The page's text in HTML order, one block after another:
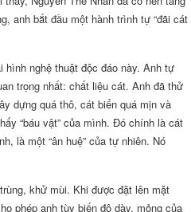
anh bắt đầu một hành trình tự “đãi cát
nghệ thuật độc đáo này. Anh tự
trọng nhất: chất liệu cát. Anh đã thử
dựng quá thô, cát biển quá mịn và
“báu vật” của mình. Đó chính là cát
là một “ân huệ” của tự nhiên. Nó
khử mùi. Khi được đặt lên mặt
phép anh tùy biến độ dày, mỏng của